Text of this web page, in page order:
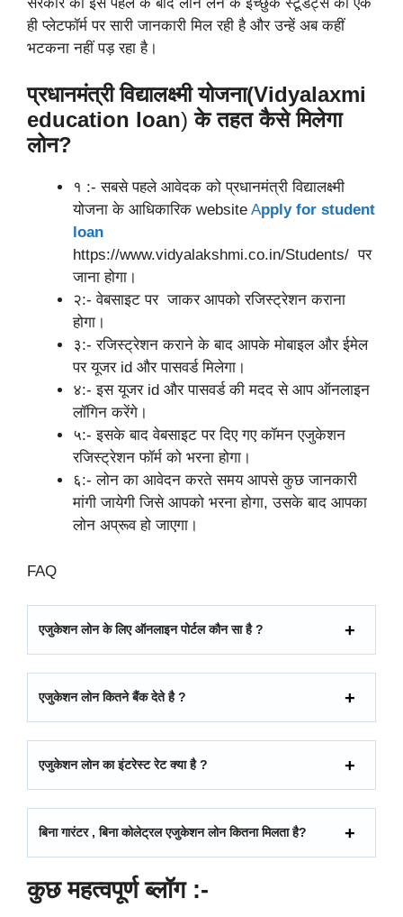
ही प्लेटफॉर्म पर सारी जानकारी मिल रही है और उन्हें अब कहीं
भटकना नहीं पड़ रहा है।
प्रधानमंत्री विद्यालक्ष्मी योजना(Vidyalaxmi
education loan) के तहत कैसे मिलेगा
लोन?
१ :- सबसे पहले आवेदक को प्रधानमंत्री विद्यालक्ष्मी
योजना के आधिकारिक website Apply for student
loan
https://www.vidyalakshmi.co.in/Students/ पर
जाना होगा।
२:- वेबसाइट पर जाकर आपको रजिस्ट्रेशन कराना
होगा।
३:- रजिस्ट्रेशन कराने के बाद आपके मोबाइल और ईमेल
पर यूजर id और पासवर्ड मिलेगा।
४:- इस यूजर id और पासवर्ड की मदद से आप ऑनलाइन
लॉगिन करेंगे।
५:- इसके बाद वेबसाइट पर दिए गए कॉमन एजुकेशन
रजिस्ट्रेशन फॉर्म को भरना होगा।
६:- लोन का आवेदन करते समय आपसे कुछ जानकारी
मांगी जायेगी जिसे आपको भरना होगा, उसके बाद आपका
लोन अप्रूव हो जाएगा।
FAQ
एजुकेशन लोन के लिए ऑनलाइन पोर्टल कौन सा है ?
एजुकेशन लोन कितने बैंक देते है ?
एजुकेशन लोन का इंटरेस्ट रेट क्या है ?
बिना गारंटर , बिना कोलेट्रल एजुकेशन लोन कितना मिलता है?
कुछ महत्वपूर्ण ब्लॉग :-